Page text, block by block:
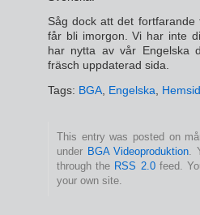
Såg dock att det
får bli imorgon. Vi har inte
har nytta av vår Engelska
fräsch uppdaterad sida.
Tags: BGA Engelska
This entry was posted on
under BGA Videoproduktion .
through the RSS 2.0feed.
your own site.